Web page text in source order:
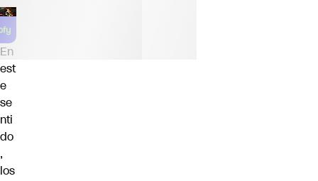
En
est
e
se
nti
do
,
los